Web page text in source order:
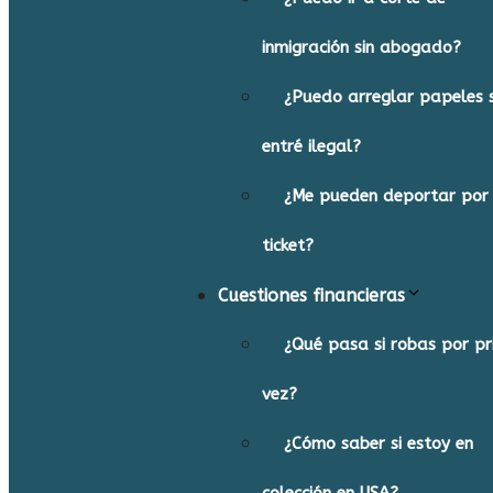
inmigración sin abogado?
¿Puedo arreglar papeles
entré ilegal?
¿Me pueden deportar por
ticket?
Cuestiones financieras
¿Qué pasa si robas por
vez?
¿Cómo saber si estoy en